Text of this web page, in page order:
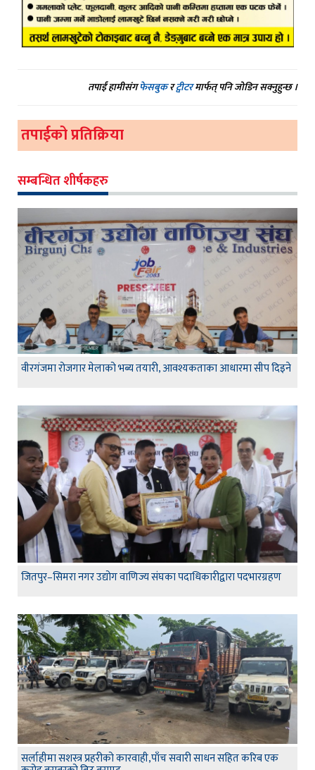
तपाईं हामीसंगफेसबुकरट्वीटरमार्फत् पनि जोडिन सक्नुहुन्छ ।
तपाईको प्रतिक्रिया
सम्बन्धित शीर्षकहरु
वीरगंजमा रोजगार मेलाको भब्य तयारी, आवश्यकताका आधारमा सीप दिइने
जितपुर–सिमरा नगर उद्योग वाणिज्य संघका पदाधिकारीद्वारा पदभारग्रहण
सर्लाहीमा सशस्त्र प्रहरीको कारवाही,पाँच सवारी साधन सहित करिब एक